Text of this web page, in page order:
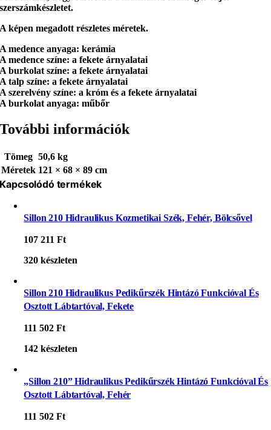
szerszámkészletet.
A képen megadott részletes méretek.
A medence anyaga: kerámia
A medence színe: a fekete árnyalatai
A burkolat színe: a fekete árnyalatai
A talp színe: a fekete árnyalatai
A szerelvény színe: a króm és a fekete árnyalatai
A burkolat anyaga: műbőr
További információk
Tömeg 50,6 kg
Méretek 121 × 68 × 89 cm
Kapcsolódó termékek
Sillon 210 Hidraulikus Kozmetikai Szék, Fehér, Bölcsővel
107 211Ft
320 készleten
Sillon 210 Hidraulikus Pedikűrszék Hintázó Funkcióval És
Osztott Lábtartóval, Fekete
111 502Ft
142 készleten
„Sillon 210” Hidraulikus Pedikűrszék Hintázó Funkcióval És
Osztott Lábtartóval, Fehér
111 502Ft